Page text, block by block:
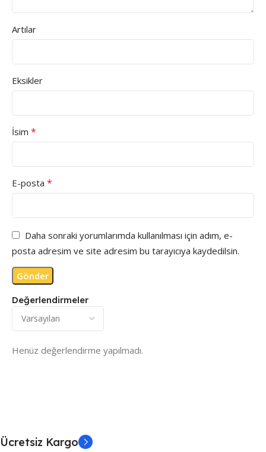
Değerlendirmeler
Henüz değerlendirme yapılmadı.
Artılar
Eksikler
İsim *
E-posta *
Daha sonraki yorumlarımda kullanılması için adım, e-
posta adresim ve site adresim bu tarayıcıya kaydedilsin.
Ücretsiz Kargo